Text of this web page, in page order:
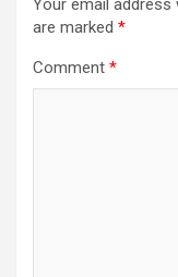
Your email address
are marked *
Comment *